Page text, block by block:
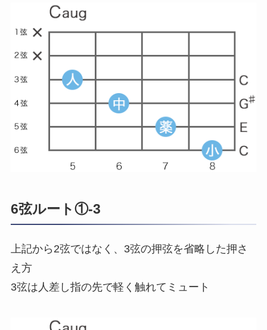
6弦ルート①-3
上記から2弦ではなく、3弦の押弦を省略した押さ
え方
3弦は人差し指の先で軽く触れてミュート